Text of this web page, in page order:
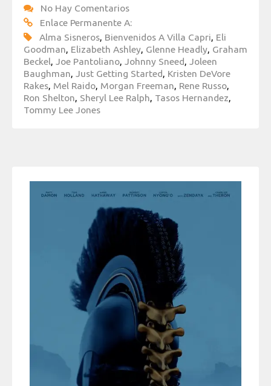
No Hay Comentarios
Enlace Permanente A:
Alma Sisneros, Bienvenidos A Villa Capri, Eli
Goodman, Elizabeth Ashley, Glenne Headly, Graham
Beckel, Joe Pantoliano, Johnny Sneed, Joleen
Baughman, Just Getting Started, Kristen DeVore
Rakes, Mel Raido, Morgan Freeman, Rene Russo,
Ron Shelton, Sheryl Lee Ralph, Tasos Hernandez,
Tommy Lee Jones